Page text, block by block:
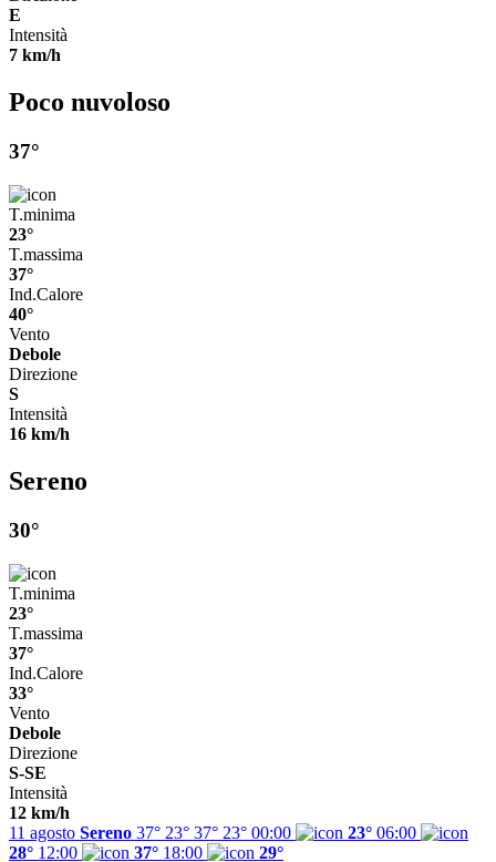
E
Intensità
7 km/h
Poco nuvoloso
37°
T.minima
23°
T.massima
37°
Ind.Calore
40°
Vento
Debole
Direzione
S
Intensità
16 km/h
Sereno
30°
T.minima
23°
T.massima
37°
Ind.Calore
33°
Vento
Debole
Direzione
S-SE
Intensità
12 km/h
11 agosto Sereno 37° 23° 37° 23° 00:00 23° 06:00
28° 12:00 37° 18:00
29°